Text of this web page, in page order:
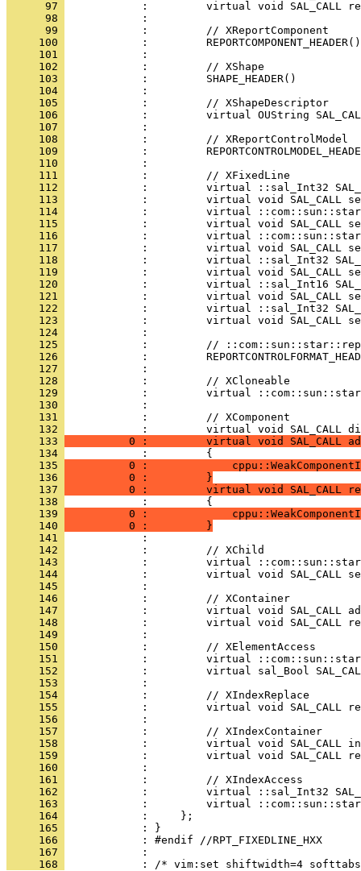
      97
      98
      99
     100
     101
     102
     103
     104
     105
     106
     107
     108
     109
     110
     111
     112
     113
     114
     115
     116
     117
     118
     119
     120
     121
     122
     123
     124
     125
     126
     127
     128
     129
     130
     131
            :         // XComponent
     132
     133
0 :         virtual void SAL_CALL
     134
     135
0 :
     136
          0 :         }
     137
0 :         virtual void SAL_CALL
     138
     139
0 :
     140
          0 :         }
     141
     142
     143
     144
     145
     146
     147
     148
     149
     150
     151
     152
     153
     154
     155
     156
     157
     158
     159
     160
     161
     162
     163
     164
     165
     166
     167
     168